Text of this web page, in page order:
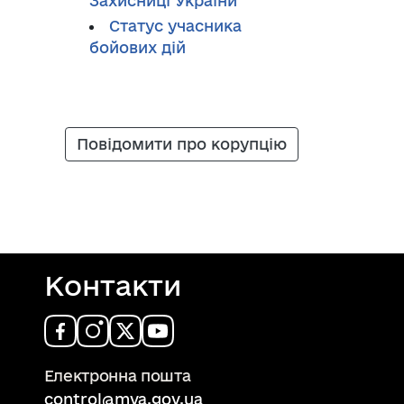
Cтатус учасника
бойових дій
Повідомити про корупцію
Контакти
Електронна пошта
control@mva.gov.ua